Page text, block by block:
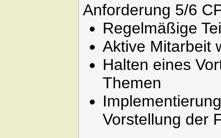
Anforderung 5/6
Regelmäßige
Aktive Mitarbeit
Halten eines
Themen
Vorstellung der